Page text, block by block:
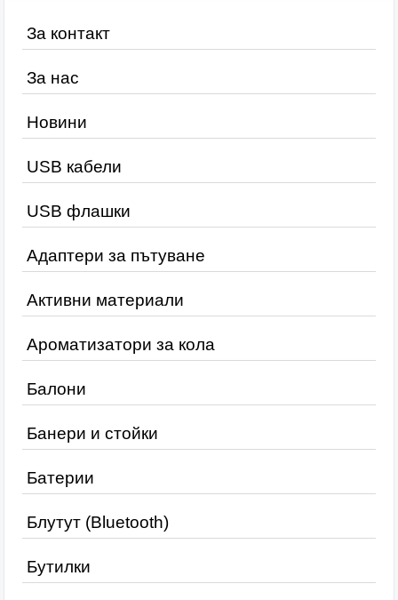
За контакт
За нас
Новини
USB кабели
USB флашки
Адаптери за пътуване
Активни материали
Ароматизатори за кола
Балони
Банери и стойки
Батерии
Блутут (Bluetooth)
Бутилки